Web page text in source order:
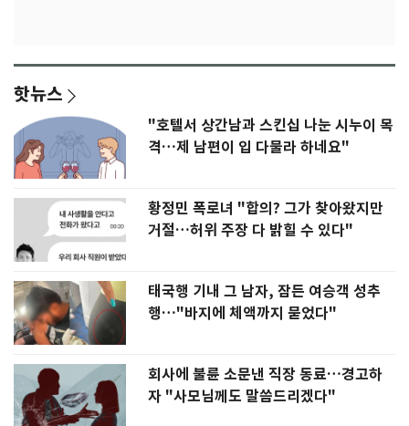
핫뉴스
"호텔서 상간남과 스킨십 나눈 시누이 목
격…제 남편이 입 다물라 하네요"
황정민 폭로녀 "합의? 그가 찾아왔지만
거절…허위 주장 다 밝힐 수 있다"
태국행 기내 그 남자, 잠든 여승객 성추
행…"바지에 체액까지 묻었다"
회사에 불륜 소문낸 직장 동료…경고하
자 "사모님께도 말씀드리겠다"